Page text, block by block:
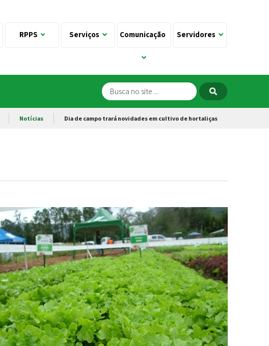
RPPS Serviços Comunicação Servidores
Notícias Dia de campo trará novidades em cultivo de hortaliças